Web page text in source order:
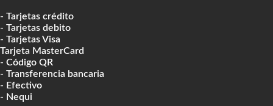
- Tarjetas crédito
- Tarjetas debito
- Tarjetas Visa
Tarjeta MasterCard
- Código QR
- Transferencia bancaria
- Efectivo
- Nequi